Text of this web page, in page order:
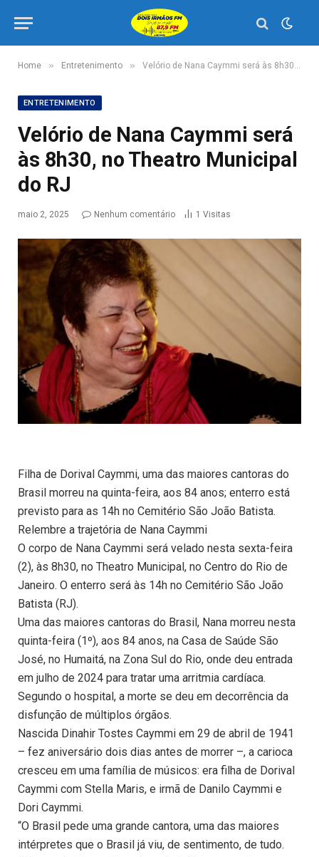
Home » Entretenimento » Velório de Nana Caymmi será às 8h30, no Theatro Municipal do RJ
ENTRETENIMENTO
Velório de Nana Caymmi será
às 8h30, no Theatro Municipal
do RJ
maio 2, 2025 Nenhum comentário 1 Visitas
Filha de Dorival Caymmi, uma das maiores cantoras do
Brasil morreu na quinta-feira, aos 84 anos; enterro está
previsto para as 14h no Cemitério São João Batista.
Relembre a trajetória de Nana Caymmi
O corpo de Nana Caymmi será velado nesta sexta-feira
(2), às 8h30, no Theatro Municipal, no Centro do Rio de
Janeiro. O enterro será às 14h no Cemitério São João
Batista (RJ).
Uma das maiores cantoras do Brasil, Nana morreu nesta
quinta-feira (1º), aos 84 anos, na Casa de Saúde São
José, no Humaitá, na Zona Sul do Rio, onde deu entrada
em julho de 2024 para tratar uma arritmia cardíaca.
Segundo o hospital, a morte se deu em decorrência da
disfunção de múltiplos órgãos.
Nascida Dinahir Tostes Caymmi em 29 de abril de 1941
– fez aniversário dois dias antes de morrer –, a carioca
cresceu em uma família de músicos: era filha de Dorival
Caymmi com Stella Maris, e irmã de Danilo Caymmi e
Dori Caymmi.
“O Brasil pede uma grande cantora, uma das maiores
intérpretes que o Brasil já viu, de sentimento, de tudo.